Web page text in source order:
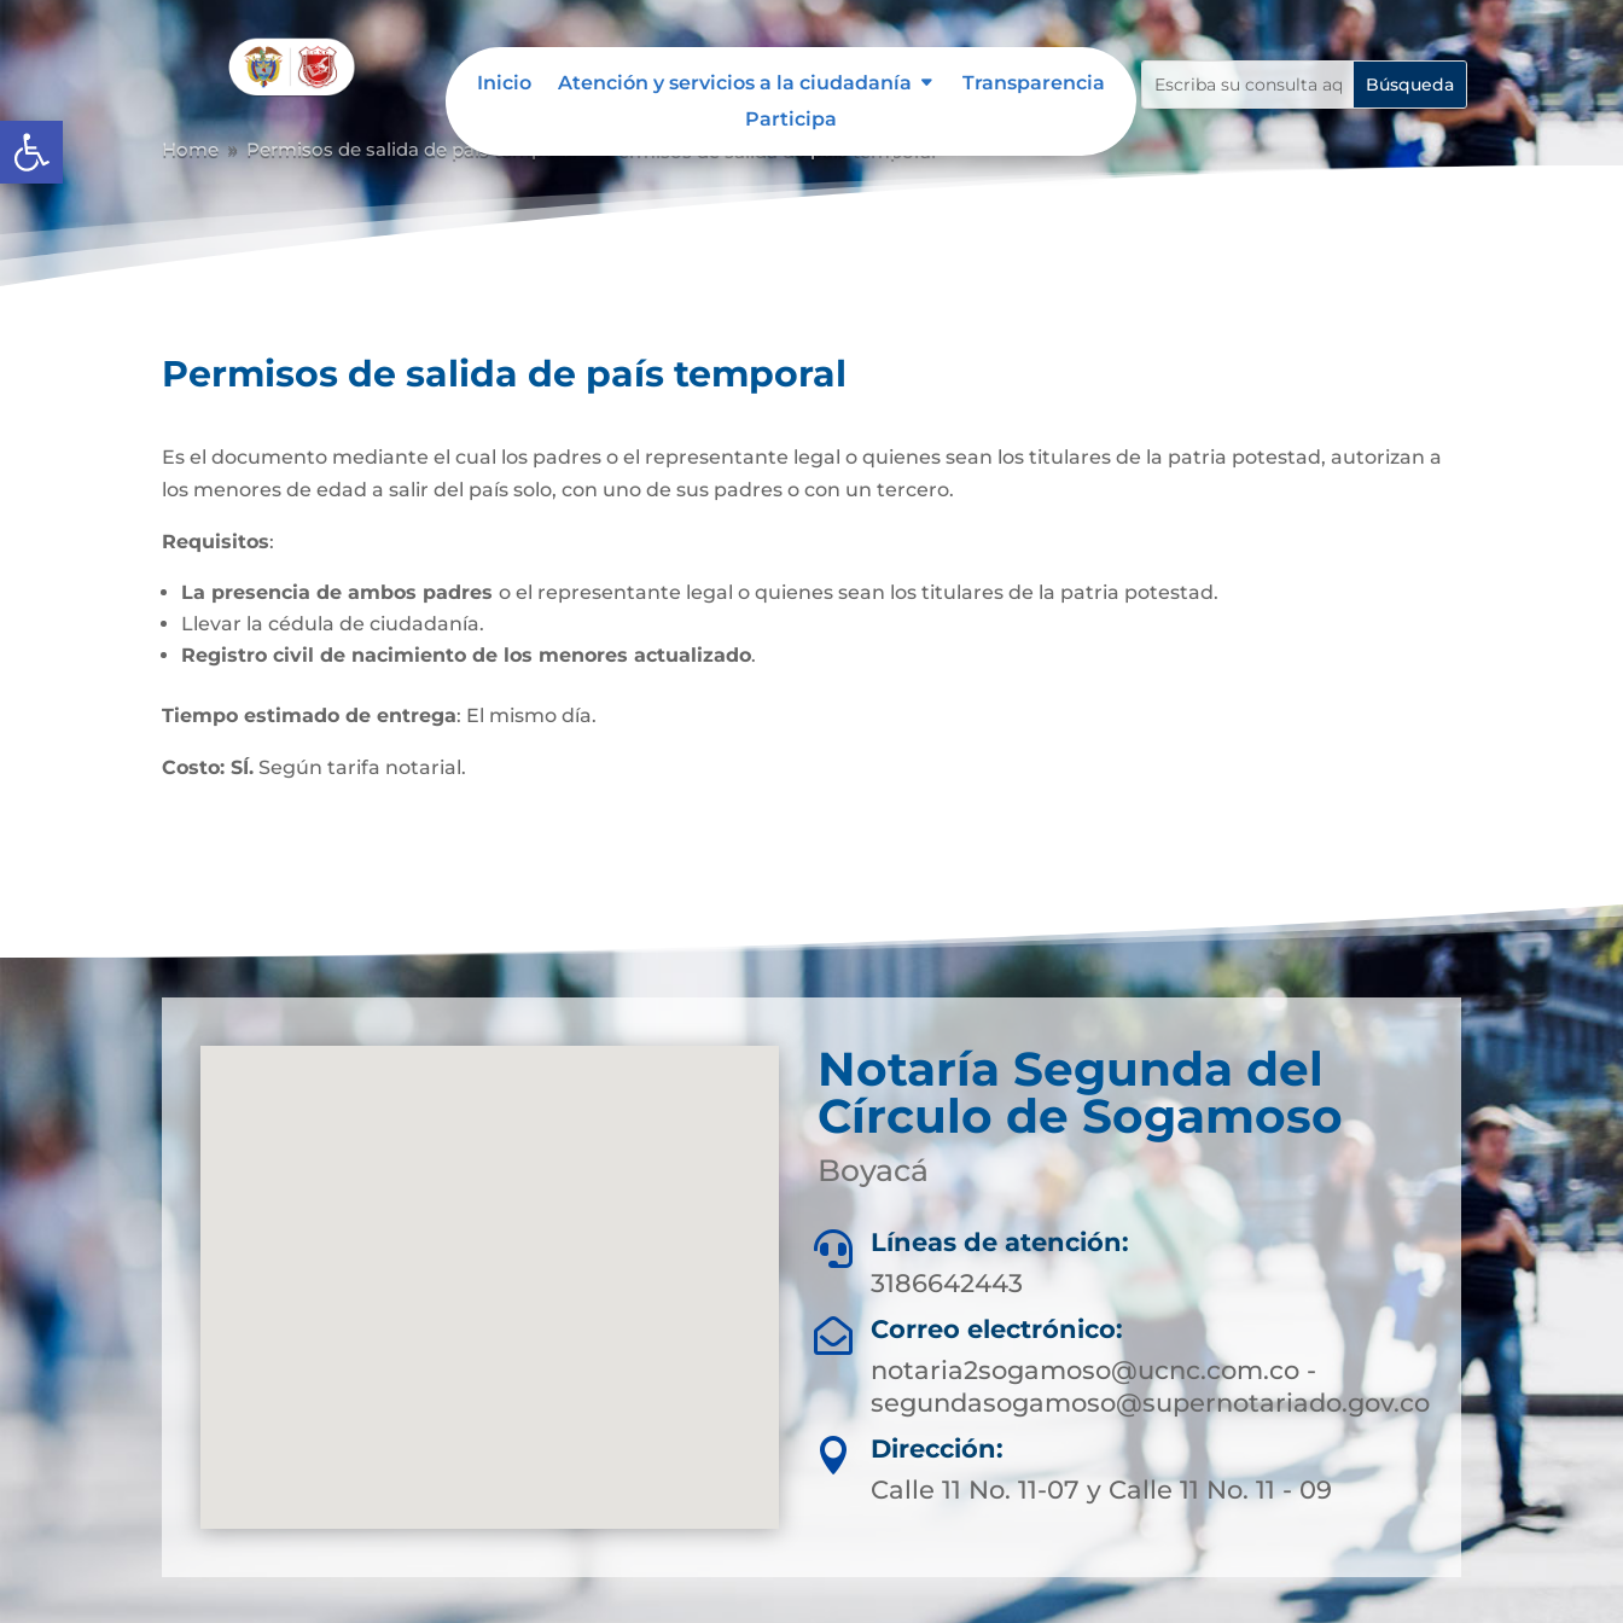
Abrir barra de herramientas
Inicio Atención y servicios a la ciudadanía
Transparencia
Participa
Home 9 Permisos de salida de país temporal
Permisos de salida de país temporal
Es el documento mediante el cual los padres o el representante legal o quienes sean los titulares de la patria potestad, autorizan a
los menores de edad a salir del país solo, con uno de sus padres o con un tercero.
Requisitos:
La presencia de ambos padreso el representante legal o quienes sean los titulares de la patria potestad.
Llevar la cédula de ciudadanía.
Registro civil de nacimiento de los menores actualizado.
Tiempo estimado de entrega: El mismo día.
Costo: SÍ. Según tarifa notarial.
Notaría Segunda del
Círculo de Sogamoso
Boyacá

Líneas de atención:
3186642443

Correo electrónico:
notaria2sogamoso@ucnc.com.co -
segundasogamoso@supernotariado.gov.co

Dirección:
Calle 11 No. 11-07 y Calle 11 No. 11 - 09